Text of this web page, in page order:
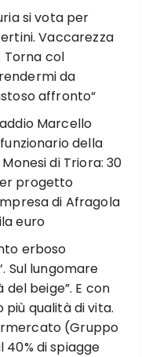
si vota per
Vaccarezza
Torna col
da
affronto“
Marcello
della
di Triora: 30
progetto
di Afragola
euro
erboso
Sul lungomare
del beige”. E con
più qualità di vita.
(Gruppo
40% di spiagge